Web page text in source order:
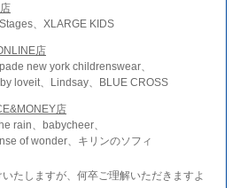
、XLARGE KIDS
店
new york childrenswear、
loveit、Lindsay、BLUE CROSS
店
rain、babycheer、
of wonder、キリンのソフィ
たしますが、何卒ご理解いただきますよ